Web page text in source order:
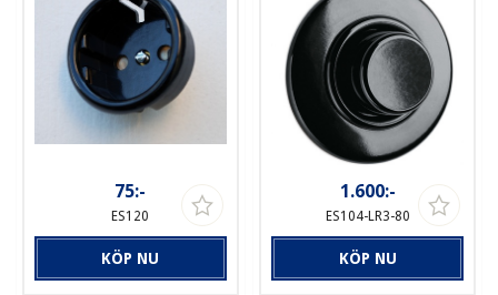
75:-
ES120
KÖP NU
1.600:-
ES104-LR3-80
KÖP NU